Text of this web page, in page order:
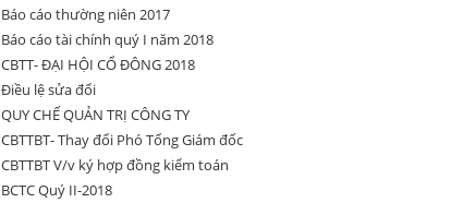
Báo cáo thường niên 2017
Báo cáo tài chính quý I năm 2018
CBTT- ĐẠI HỘI CỔ ĐÔNG 2018
Điều lệ sửa đổi
QUY CHẾ QUẢN TRỊ CÔNG TY
CBTTBT- Thay đổi Phó Tổng Giám đốc
CBTTBT V/v ký hợp đồng kiểm toán
BCTC Quý II-2018